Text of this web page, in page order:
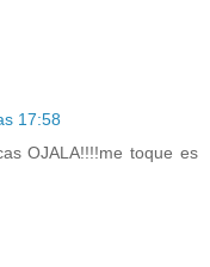
17:58
OJALA!!!!me toque es